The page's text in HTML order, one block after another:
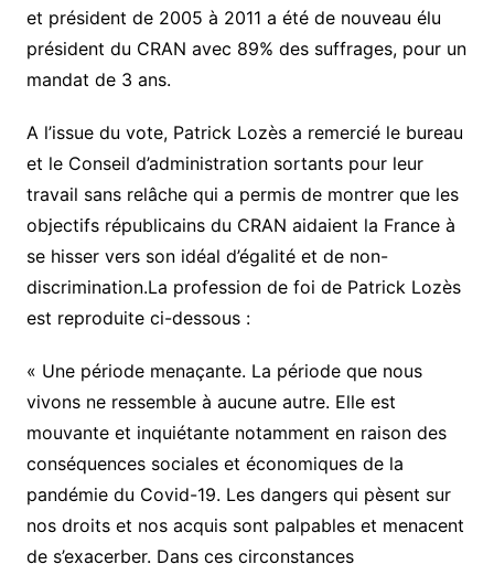
et président de 2005 à 2011 a été de nouveau élu
président du CRAN avec 89% des suffrages, pour un
mandat de 3 ans.
A l’issue du vote, Patrick Lozès a remercié le bureau
et le Conseil d’administration sortants pour leur
travail sans relâche qui a permis de montrer que les
objectifs républicains du CRAN aidaient la France à
se hisser vers son idéal d’égalité et de non-
discrimination.La profession de foi de Patrick Lozès
est reproduite ci-dessous :
« Une période menaçante. La période que nous
vivons ne ressemble à aucune autre. Elle est
mouvante et inquiétante notamment en raison des
conséquences sociales et économiques de la
pandémie du Covid-19. Les dangers qui pèsent sur
nos droits et nos acquis sont palpables et menacent
de s’exacerber. Dans ces circonstances